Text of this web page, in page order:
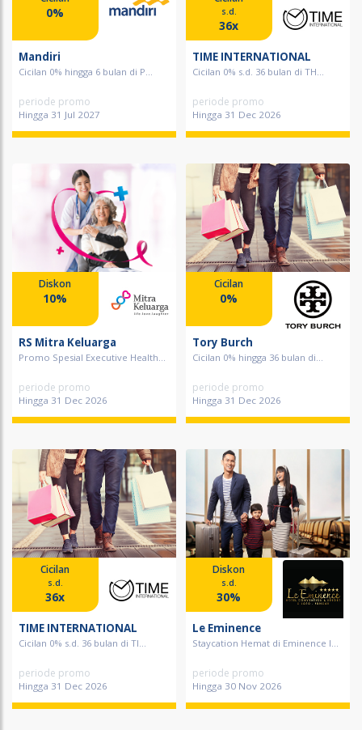
0%
Mandiri
Cicilan 0% hingga 6 bulan di P...
periode promo
Hingga 31 Jul 2027
s.d.
36x
TIME INTERNATIONAL
Cicilan 0% s.d. 36 bulan di TH...
periode promo
Hingga 31 Dec 2026
Diskon
10%
RS Mitra Keluarga
Promo Spesial Executive Health...
periode promo
Hingga 31 Dec 2026
Cicilan
0%
Tory Burch
Cicilan 0% hingga 36 bulan di...
periode promo
Hingga 31 Dec 2026
Cicilan
s.d.
36x
TIME INTERNATIONAL
Cicilan 0% s.d. 36 bulan di TI...
periode promo
Hingga 31 Dec 2026
Diskon
s.d.
30%
Le Eminence
Staycation Hemat di Eminence I...
periode promo
Hingga 30 Nov 2026